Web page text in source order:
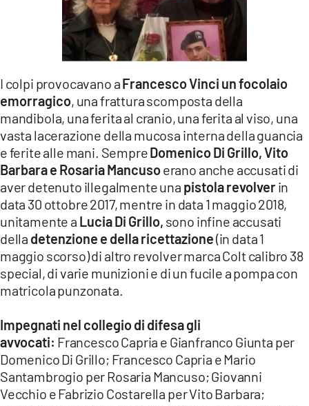
I colpi provocavano aFrancesco Vinci un focolaio
emorragico, una frattura scomposta della
mandibola, una ferita al cranio, una ferita al viso, una
vasta lacerazione della mucosa interna della guancia
e ferite alle mani. SempreDomenico Di Grillo, Vito
Barbara e Rosaria Mancusoerano anche accusati di
aver detenuto illegalmente una pistola revolverin
data 30 ottobre 2017, mentre in data 1 maggio 2018,
unitamente a Lucia Di Grillo, sono infine accusati
della detenzione e della ricettazione(in data 1
maggio scorso) di altro revolver marca Colt calibro 38
special, di varie munizioni e di un fucile a pompa con
matricola punzonata.
Impegnati nel collegio di difesa gli
avvocati: Francesco Capria e Gianfranco Giunta per
Domenico Di Grillo; Francesco Capria e Mario
Santambrogio per Rosaria Mancuso; Giovanni
Vecchio e Fabrizio Costarella per Vito Barbara;